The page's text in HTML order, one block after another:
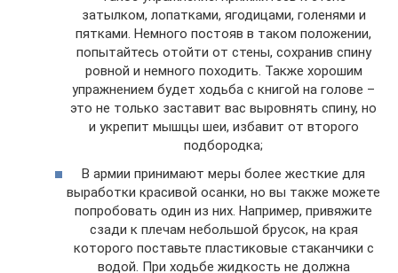
затылком, лопатками, ягодицами, голенями и
пятками. Немного постояв в таком положении,
попытайтесь отойти от стены, сохранив спину
ровной и немного походить. Также хорошим
упражнением будет ходьба с книгой на голове –
это не только заставит вас выровнять спину, но
и укрепит мышцы шеи, избавит от второго
подбородка;
В армии принимают меры более жесткие для
выработки красивой осанки, но вы также можете
попробовать один из них. Например, привяжите
сзади к плечам небольшой брусок, на края
которого поставьте пластиковые стаканчики с
водой. При ходьбе жидкость не должна